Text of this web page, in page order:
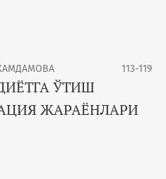
113-119
ЎТИШ
ЖАРАЁНЛАРИ